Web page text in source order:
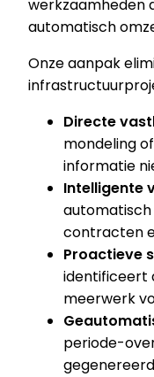
werkzaamheden
automatisch
Onze aanpak
Directe
mondeling
informatie
Intelligente
contracten
Proactieve
identificeert
meerwerk
periode-